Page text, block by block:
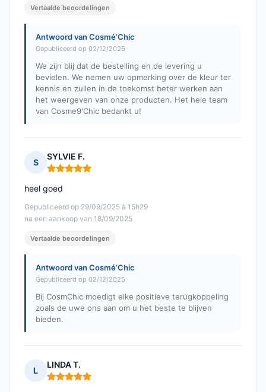
Vertaalde beoordelingen
Antwoord van Cosmé’Chic
Gepubliceerd op 02/12/2025
We zijn blij dat de bestelling en de levering u
bevielen. We nemen uw opmerking over de kleur ter
kennis en zullen in de toekomst beter werken aan
het weergeven van onze producten. Het hele team
van Cosme9'Chic bedankt u!
S
SYLVIE F.
Opmerking: 5 van 5
Gepubliceerd op 29/09/2025 à 15h29
na een aankoop van 18/09/2025
heel goed
Vertaalde beoordelingen
Antwoord van Cosmé’Chic
Gepubliceerd op 02/12/2025
Bij CosmChic moedigt elke positieve terugkoppeling
zoals de uwe ons aan om u het beste te blijven
bieden.
L
LINDA T.
Opmerking: 5 van 5